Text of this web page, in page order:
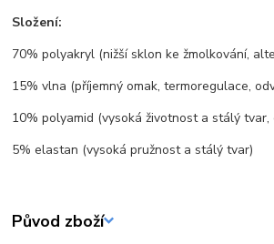
Složení:
70% polyakryl (nižší sklon ke žmolkování,
15% vlna (příjemný omak, termoregulace,
10% polyamid (vysoká životnost a stálý
5% elastan (vysoká pružnost a stálý tvar)
Původ zboží